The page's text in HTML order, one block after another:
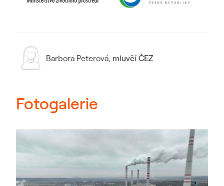
Barbora Peterová, mluvčí ČEZ
Fotogalerie